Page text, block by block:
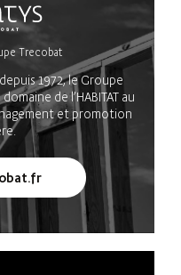
Trecobat
1972, le Groupe
de l’HABITAT au
et promotion